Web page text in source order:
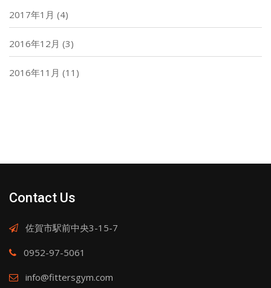
2017年1月 (4)
2016年12月 (3)
2016年11月 (11)
Contact Us
佐賀市駅前中央3-15-7
0952-97-5061
info@fittersgym.com